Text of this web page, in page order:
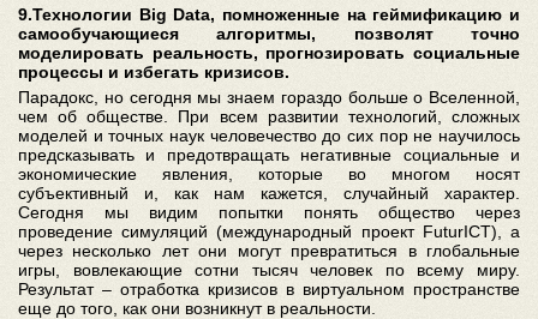
9.Технологии Big Data, помноженные на геймификацию и
самообучающиеся алгоритмы, позволят точно
моделировать реальность, прогнозировать социальные
процессы и избегать кризисов.
Парадокс, но сегодня мы знаем гораздо больше о Вселенной,
чем об обществе. При всем развитии технологий, сложных
моделей и точных наук человечество до сих пор не научилось
предсказывать и предотвращать негативные социальные и
экономические явления, которые во многом носят
субъективный и, как нам кажется, случайный характер.
Сегодня мы видим попытки понять общество через
проведение симуляций (международный проект FuturICT), а
через несколько лет они могут превратиться в глобальные
игры, вовлекающие сотни тысяч человек по всему миру.
Результат – отработка кризисов в виртуальном пространстве
еще до того, как они возникнут в реальности.